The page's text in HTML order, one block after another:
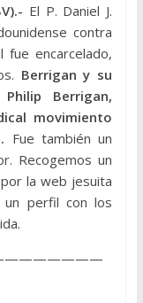
El P. Daniel J.
contra
encarcelado,
Berrigan y su
Berrigan,
movimiento
Fue también un
Recogemos un
la web jesuita
un perfil con los